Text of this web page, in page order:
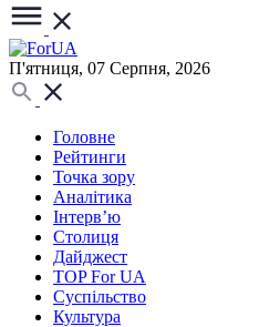
П'ятниця, 07 Серпня, 2026
Головне
Рейтинги
Точка зору
Аналітика
Інтерв’ю
Столиця
Дайджест
TOP For UA
Суспiльство
Культура